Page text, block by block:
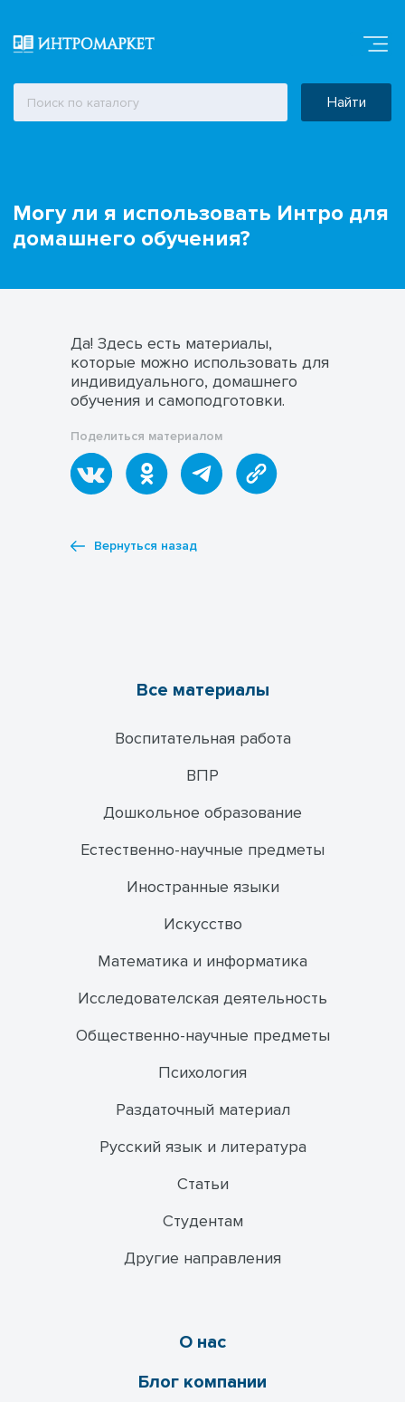
Найти
Могу ли я использовать Интро для
домашнего обучения?
Да! Здесь есть материалы,
которые можно использовать для
индивидуального, домашнего
обучения и самоподготовки.
Поделиться материалом
Вернуться назад
Все материалы
Воспитательная работа
ВПР
Дошкольное образование
Естественно-научные предметы
Иностранные языки
Искусство
Математика и информатика
Исследователская деятельность
Общественно-научные предметы
Психология
Раздаточный материал
Русский язык и литература
Статьи
Студентам
Другие направления
О нас
Блог компании